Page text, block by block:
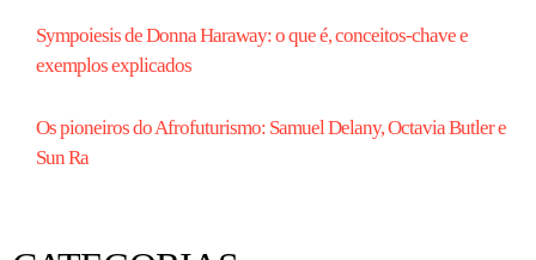
Sympoiesis de Donna Haraway: o que é, conceitos-chave e
exemplos explicados
Os pioneiros do Afrofuturismo: Samuel Delany, Octavia Butler e
Sun Ra